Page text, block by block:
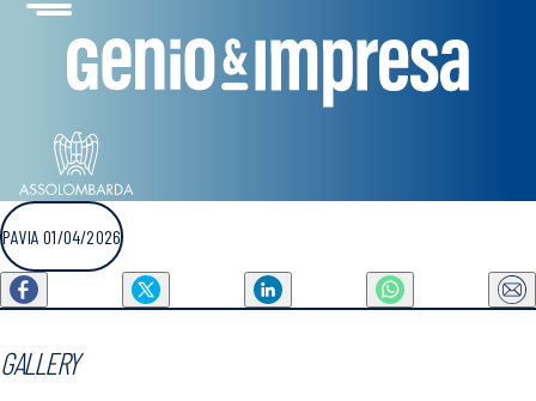
PAVIA 01/04/2026
GALLERY